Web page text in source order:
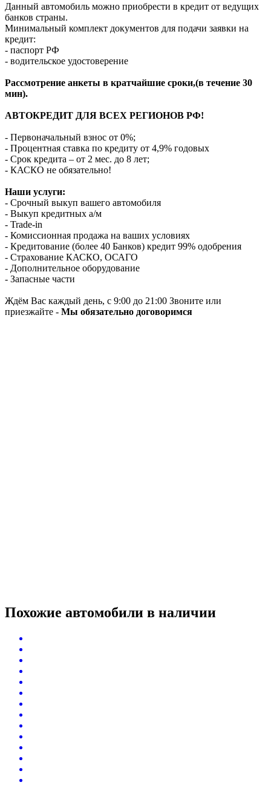
Данный автомобиль можно приобрести в кредит от ведущих
банков страны.
Минимальный комплект документов для подачи заявки на
кредит:
- паспорт РФ
- водительское удостоверение
Рассмотрение анкеты в кратчайшие сроки,(в течение 30
мин).
АВТОКРЕДИТ ДЛЯ ВСЕХ РЕГИОНОВ РФ!
- Первоначальный взнос от 0%;
- Процентная ставка по кредиту от 4,9% годовых
- Срок кредита – от 2 мес. до 8 лет;
- КАСКО не обязательно!
Наши услуги:
- Срочный выкуп вашего автомобиля
- Выкуп кредитных а/м
- Trade-in
- Комиссионная продажа на ваших условиях
- Кредитование (более 40 Банков) кредит 99% одобрения
- Страхование КАСКО, ОСАГО
- Дополнительное оборудование
- Запасные части
Ждём Вас каждый день, с 9:00 до 21:00 Звоните или
приезжайте - Мы обязательно договоримся
Похожие автомобили в наличии